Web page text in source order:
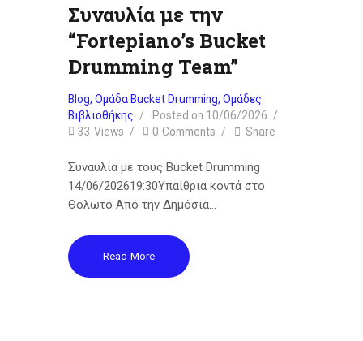
Συναυλία με την
“Fortepiano’s Bucket
Drumming Team”
Blog, Ομάδα Bucket Drumming, Ομάδες
Βιβλιοθήκης
Posted on 10/06/2026
33 Views 0 Comments Share
Συναυλία με τους Bucket Drumming
14/06/202619:30Υπαίθρια κοντά στο
Θολωτό Από την Δημόσια…
Read More